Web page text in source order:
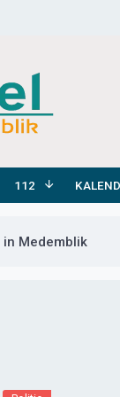
112
Medemblik